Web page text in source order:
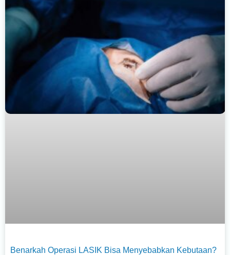
Benarkah Operasi LASIK Bisa Menyebabkan Kebutaan?